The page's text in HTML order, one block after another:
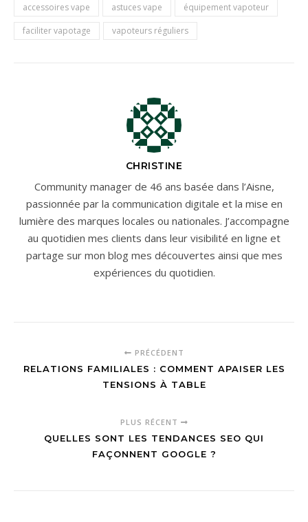
accessoires vape astuces vape
équipement vapoteur
faciliter vapotage
vapoteurs réguliers
CHRISTINE
Community manager de 46 ans basée dans l’Aisne,
passionnée par la communication digitale et la mise en
lumière des marques locales ou nationales. J’accompagne
au quotidien mes clients dans leur visibilité en ligne et
partage sur mon blog mes découvertes ainsi que mes
expériences du quotidien.
PRÉCÉDENT
RELATIONS FAMILIALES : COMMENT APAISER LES
TENSIONS À TABLE
PLUS RÉCENT
QUELLES SONT LES TENDANCES SEO QUI
FAÇONNENT GOOGLE ?